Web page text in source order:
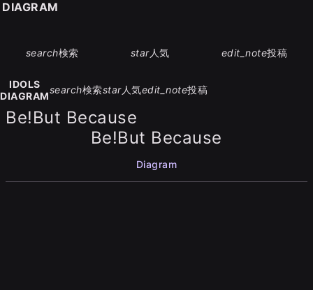
search検索 star人気 edit_note投稿
IDOLS
DIAGRAM
search検索star人気edit_note投稿
Be!But Because
Be!But Because
Diagram